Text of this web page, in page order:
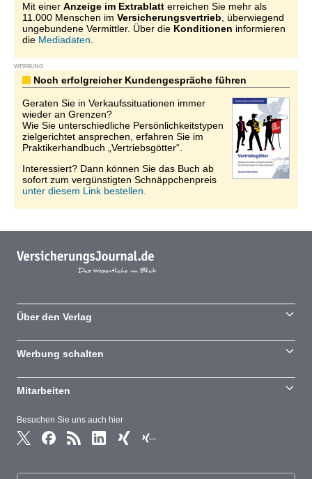
Mit einer Anzeige im Extrablatt erreichen Sie mehr als
11.000 Menschen im Versicherungsvertrieb , überwiegend
ungebundene Vermittler. Über die Konditionen informieren
die Mediadaten
WERBUNG
Noch erfolgreicher Kundengespräche führen
Geraten Sie in Verkaufssituationen immer
wieder an Grenzen?
Wie Sie unterschiedliche Persönlichkeitstypen
zielgerichtet ansprechen, erfahren Sie im
Praktikerhandbuch „Vertriebsgötter“.
Interessiert? Dann können Sie das Buch ab
sofort zum vergünstigten Schnäppchenpreis
unter diesem Link bestellen.
Besuchen Sie uns auch hier
Über den Verlag
Werbung schalten
Mitarbeiten